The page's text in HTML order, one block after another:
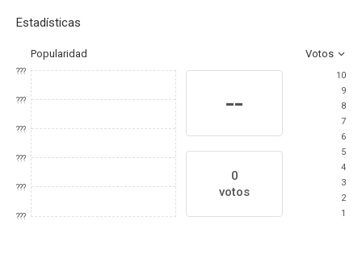
Estadísticas
Popularidad Votos
???
???
???
???
???
???
--
0
votos
10
9
8
7
6
5
4
3
2
1